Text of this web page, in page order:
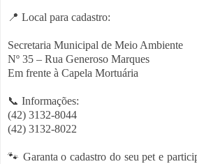
📍 Local para cadastro:
Secretaria Municipal de Meio Ambiente
Nº 35 – Rua Generoso Marques
Em frente à Capela Mortuária
📞 Informações:
(42) 3132-8044
(42) 3132-8022
🐾 Garanta o cadastro do seu pet e